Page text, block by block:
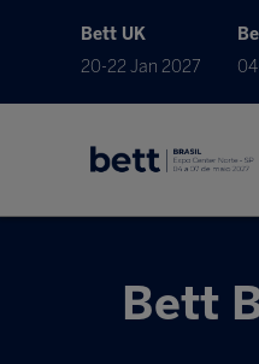
Bett UK
20-22 Jan 2027
Bett